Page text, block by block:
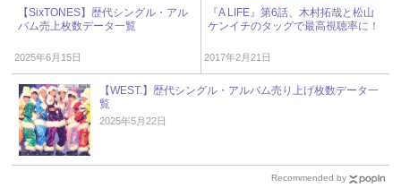
【SixTONES】歴代シングル・アル
バム売上枚数データ一覧
2025年6月15日
『A LIFE』第6話、木村拓哉と松山
ケンイチのタッグで最高視聴率に！
2017年2月21日
【WEST.】歴代シングル・アルバム売り上げ枚数データ一
覧
2025年5月22日
Recommended by